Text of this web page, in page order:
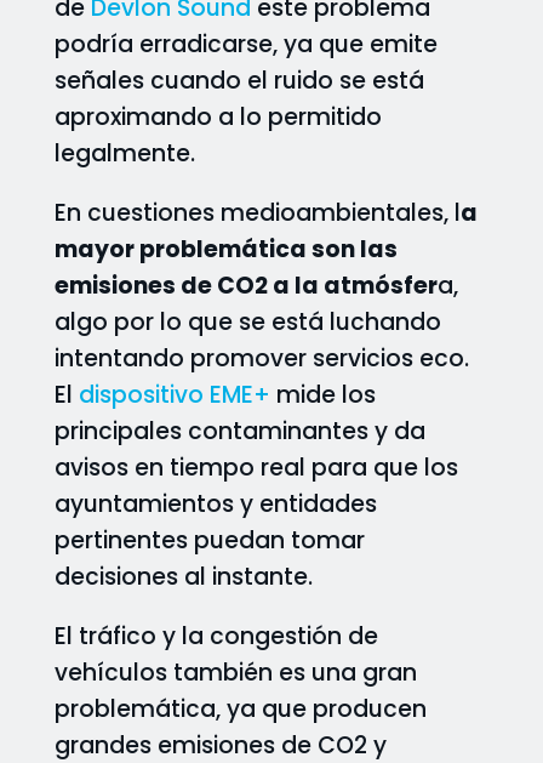
de Devlon Sound este problema
podría erradicarse, ya que emite
señales cuando el ruido se está
aproximando a lo permitido
legalmente.
En cuestiones medioambientales, la
mayor problemática son las
emisiones de CO2 a la atmósfera,
algo por lo que se está luchando
intentando promover servicios eco.
El dispositivo EME+ mide los
principales contaminantes y da
avisos en tiempo real para que los
ayuntamientos y entidades
pertinentes puedan tomar
decisiones al instante.
El tráfico y la congestión de
vehículos también es una gran
problemática, ya que producen
grandes emisiones de CO2 y